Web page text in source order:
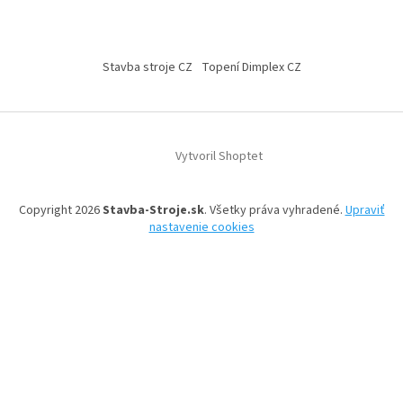
Stavba stroje CZ Topení Dimplex CZ
Vytvoril Shoptet
Copyright 2026Stavba-Stroje.sk. Všetky práva vyhradené. Upraviť
nastavenie cookies